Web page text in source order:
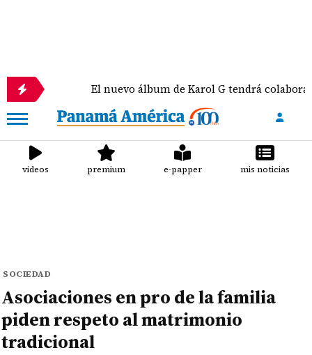
El nuevo álbum de Karol G tendrá
videos premium e-papper mis noticias
SOCIEDAD
Asociaciones en pro de la familia
piden respeto al matrimonio
tradicional